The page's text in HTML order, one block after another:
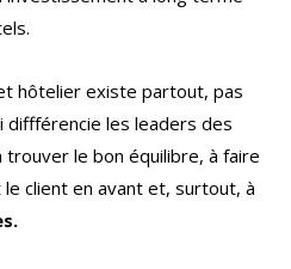
hôtelier existe partout, pas
diffférencie les leaders des
le bon équilibre, à faire
client en avant et, surtout, à